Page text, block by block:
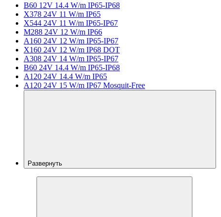
B60 12V 14.4 W/m IP65-IP68
X378 24V 11 W/m IP65
X544 24V 11 W/m IP65-IP67
M288 24V 12 W/m IP66
A160 24V 12 W/m IP65-IP67
X160 24V 12 W/m IP68 DOT
A308 24V 14 W/m IP65-IP67
B60 24V 14.4 W/m IP65-IP68
A120 24V 14.4 W/m IP65
A120 24V 15 W/m IP67 Mosquit-Free
Развернуть